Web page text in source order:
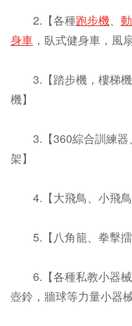
2.【各種跑步機
身車 ，臥式健身車，風
3.【踏步機，樓梯機
機】
3.【360綜合訓練器
架】
4.【大飛鳥、小飛鳥
5.【八角籠、拳擊擂
6.【各種私教小器械
壺鈴，牆球等力量小器械